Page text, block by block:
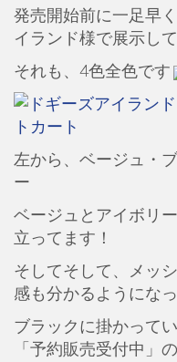
発売開始前に一足早
イランド様で展示し
それも、4色全色です
左から、ベージュ・
ー
ベージュとアイボリ
立ってます！
そしてそして、メッ
感も分かるようになっ
ブラックに掛かって
「予約販売受付中」